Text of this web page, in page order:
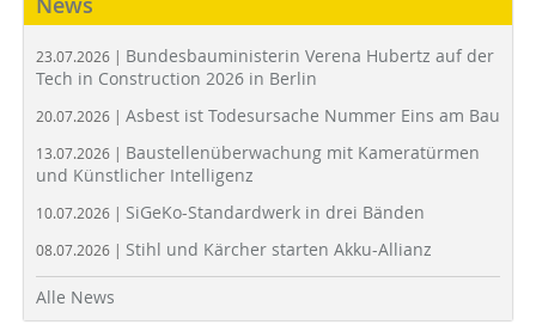
23.07.2026 | Bundesbauministerin Verena Hubertz auf der
Tech in Construction 2026 in Berlin
20.07.2026 | Asbest ist Todesursache Nummer Eins am Bau
13.07.2026 | Baustellenüberwachung mit Kameratürmen
und Künstlicher Intelligenz
10.07.2026 | SiGeKo-Standardwerk in drei Bänden
08.07.2026 | Stihl und Kärcher starten Akku-Allianz
Alle News